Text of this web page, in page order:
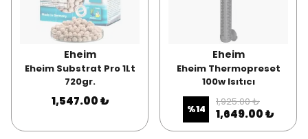
Eheim
Eheim Substrat Pro 1Lt
720gr.
1,547.00 ₺
Eheim
Eheim Thermopreset
100w Isıtıcı
%14
1,925.00 ₺
1,649.00 ₺